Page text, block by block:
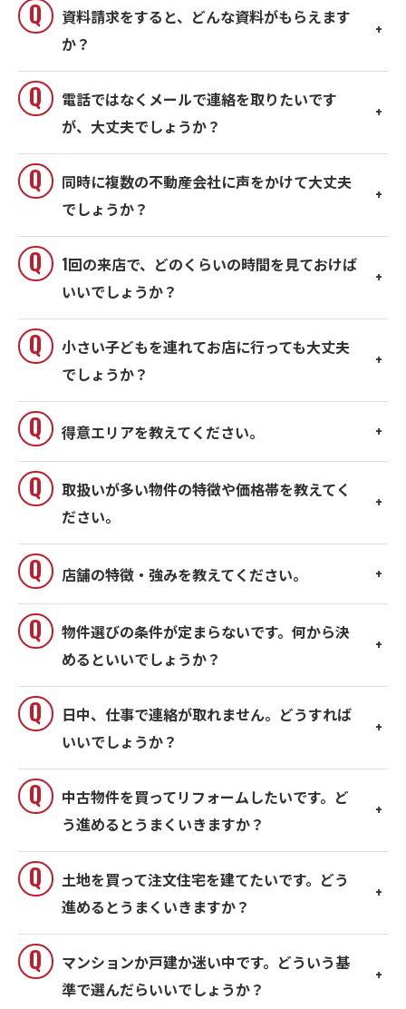
資料請求をすると、どんな資料がもらえます
か？
電話ではなくメールで連絡を取りたいです
が、大丈夫でしょうか？
同時に複数の不動産会社に声をかけて大丈夫
でしょうか？
1回の来店で、どのくらいの時間を見ておけば
いいでしょうか？
小さい子どもを連れてお店に行っても大丈夫
でしょうか？
得意エリアを教えてください。
取扱いが多い物件の特徴や価格帯を教えてく
ださい。
店舗の特徴・強みを教えてください。
物件選びの条件が定まらないです。何から決
めるといいでしょうか？
日中、仕事で連絡が取れません。どうすれば
いいでしょうか？
中古物件を買ってリフォームしたいです。ど
う進めるとうまくいきますか？
土地を買って注文住宅を建てたいです。どう
進めるとうまくいきますか？
マンションか戸建か迷い中です。どういう基
準で選んだらいいでしょうか？